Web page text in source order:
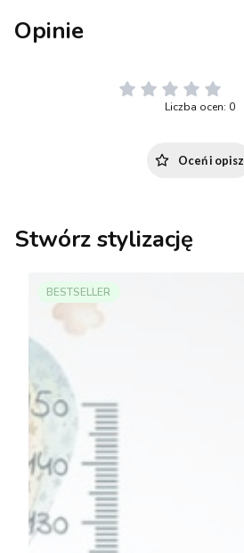
Opinie
Liczba ocen: 0
Oceń i opisz
Stwórz stylizację
BESTSELLER